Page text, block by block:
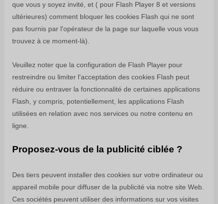
que vous y soyez invité, et ( pour Flash Player 8 et versions
ultérieures) comment bloquer les cookies Flash qui ne sont
pas fournis par l'opérateur de la page sur laquelle vous vous
trouvez à ce moment-là).
Veuillez noter que la configuration de Flash Player pour
restreindre ou limiter l'acceptation des cookies Flash peut
réduire ou entraver la fonctionnalité de certaines applications
Flash, y compris, potentiellement, les applications Flash
utilisées en relation avec nos services ou notre contenu en
ligne.
Proposez-vous de la publicité ciblée ?
Des tiers peuvent installer des cookies sur votre ordinateur ou
appareil mobile pour diffuser de la publicité via notre site Web.
Ces sociétés peuvent utiliser des informations sur vos visites